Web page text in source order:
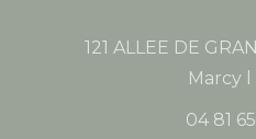
121 ALLEE DE
Marcy
04 81